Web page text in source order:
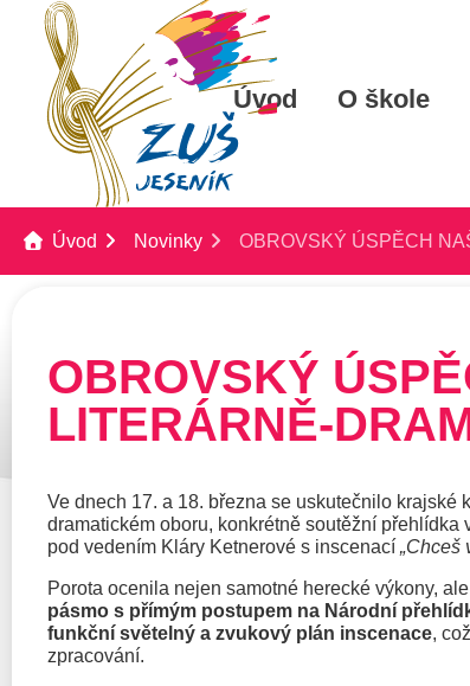
Úvod O škole
Úvod Novinky OBROVSKÝ ÚSPĚCH
OBROVSKÝ
LITERÁRNĚ-
Ve dnech 17. a 18. března se uskutečnilo
dramatickém oboru, konkrétně soutěžní
pod vedením Kláry Ketnerové s inscenací „Chceš
Porota ocenila nejen samotné herecké výkony,
pásmo s přímým postupem na Národní
funkční světelný a zvukový plán inscenace,
zpracování.